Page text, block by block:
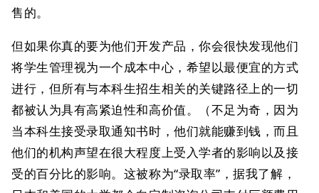
售的。
但如果你真的要为他们开发产品，你会很快发现他们
将学生管理视为一个成本中心，希望以最便宜的方式
进行，但所有与本科生招生相关的关键路径上的一切
都被认为具有高紧迫性和高价值。（不足为奇，因为
当本科生接受录取通知书时，他们就能赚到钱，而且
他们的机构声望在很大程度上受入学者的影响以及接
受的百分比的影响。这被称为“录取率”，据我了解，